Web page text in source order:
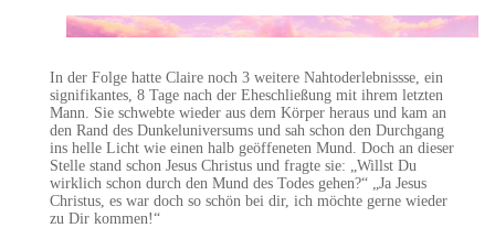
In der Folge hatte Claire noch 3 weitere Nahtoderlebnissse, ein
signifikantes, 8 Tage nach der Eheschließung mit ihrem letzten
Mann. Sie schwebte wieder aus dem Körper heraus und kam an
den Rand des Dunkeluniversums und sah schon den Durchgang
ins helle Licht wie einen halb geöffeneten Mund. Doch an dieser
Stelle stand schon Jesus Christus und fragte sie: „Willst Du
wirklich schon durch den Mund des Todes gehen?“ „Ja Jesus
Christus, es war doch so schön bei dir, ich möchte gerne wieder
zu Dir kommen!“